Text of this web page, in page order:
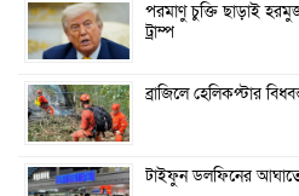
পরমাণু চুক্তি ছাড়াই
ট্রাম্প
ব্রাজিলে হেলিকপ্টার
টাইফুন ডলফিনের